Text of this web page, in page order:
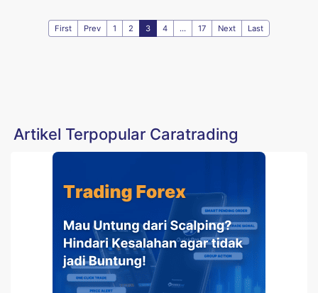
First Prev 1 2 3 4 ... 17 Next Last
Artikel Terpopular Caratrading